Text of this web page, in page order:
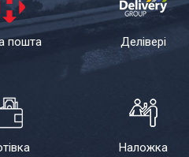
пошта Делівері
Наложка